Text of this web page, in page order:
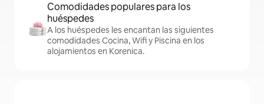
Comodidades populares para los
huéspedes
A los huéspedes les encantan las siguientes
comodidades Cocina, Wifi y Piscina en los
alojamientos en Korenica.